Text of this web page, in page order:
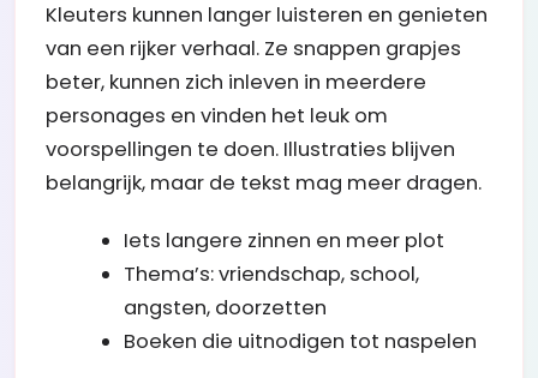
Kleuters kunnen langer luisteren en genieten
van een rijker verhaal. Ze snappen grapjes
beter, kunnen zich inleven in meerdere
personages en vinden het leuk om
voorspellingen te doen. Illustraties blijven
belangrijk, maar de tekst mag meer dragen.
Iets langere zinnen en meer plot
Thema’s: vriendschap, school,
angsten, doorzetten
Boeken die uitnodigen tot naspelen